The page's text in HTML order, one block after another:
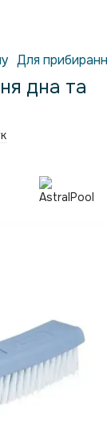
Для
дна та